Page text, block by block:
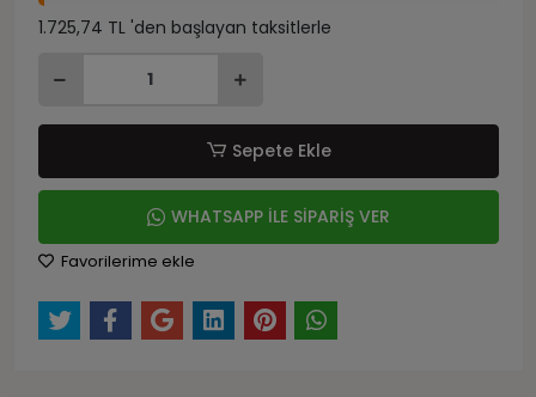
1.725,74 TL 'den başlayan taksitlerle
Sepete Ekle
WHATSAPP İLE SİPARİŞ VER
Favorilerime ekle